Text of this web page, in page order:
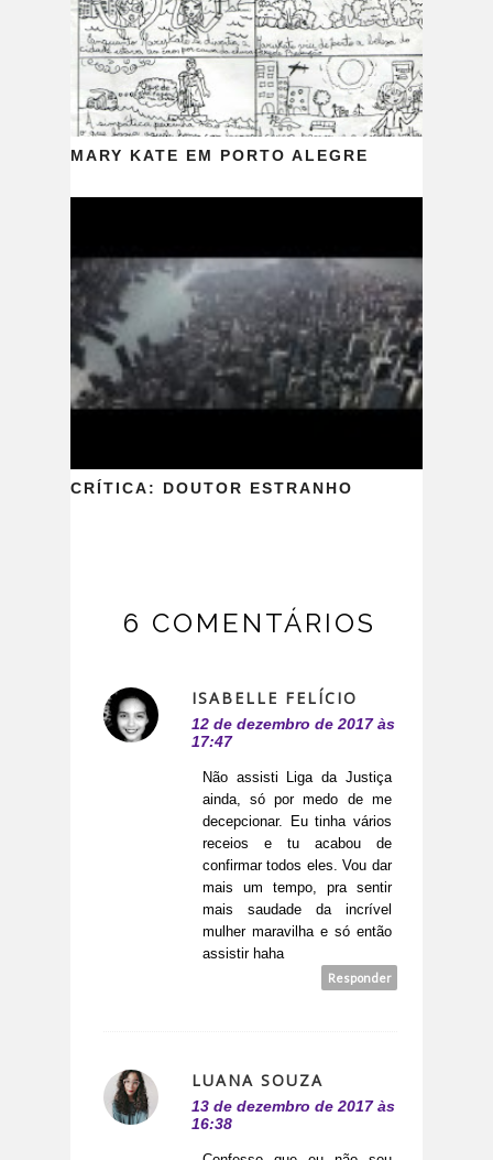
MARY KATE EM PORTO ALEGRE
CRÍTICA: DOUTOR ESTRANHO
6 COMENTÁRIOS
ISABELLE FELÍCIO
12 de dezembro de 2017 às
17:47
Não assisti Liga da Justiça
ainda, só por medo de me
decepcionar. Eu tinha vários
receios e tu acabou de
confirmar todos eles. Vou dar
mais um tempo, pra sentir
mais saudade da incrível
mulher maravilha e só então
assistir haha
Responder
LUANA SOUZA
13 de dezembro de 2017 às
16:38